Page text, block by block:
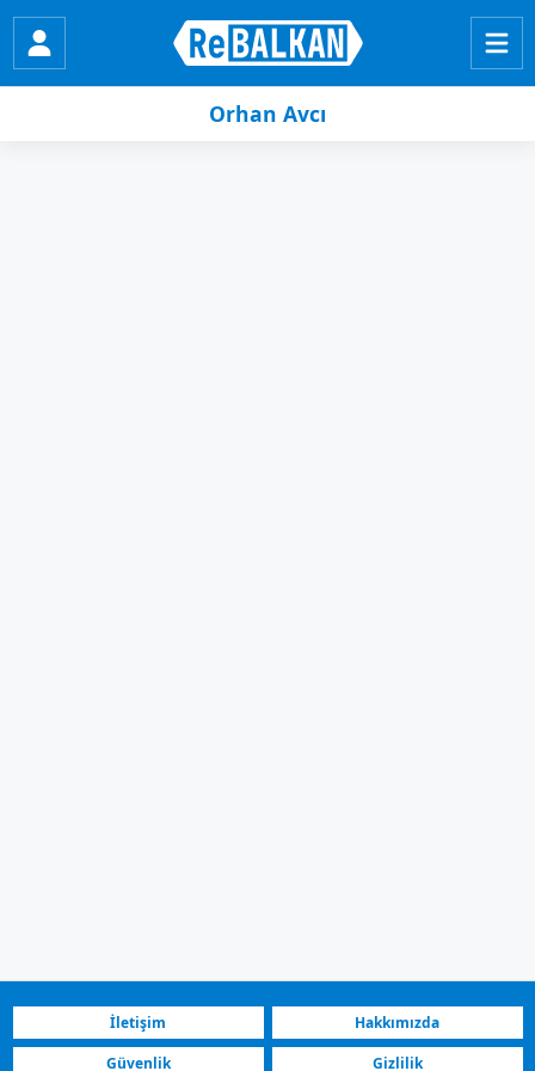
Orhan Avcı
İletişim
Hakkımızda
Güvenlik
Gizlilik